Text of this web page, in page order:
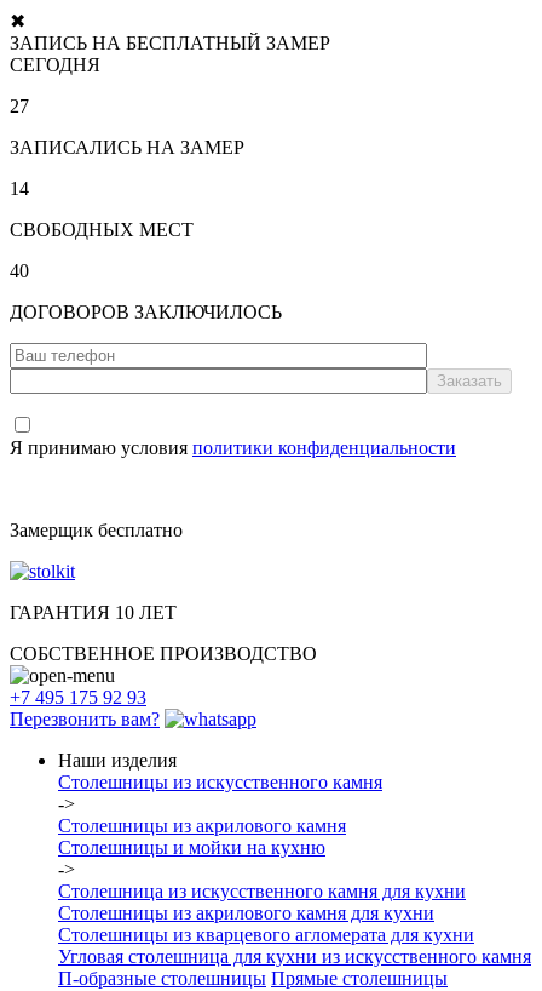
✖
ЗАПИСЬ НА БЕСПЛАТНЫЙ ЗАМЕР
СЕГОДНЯ
27
ЗАПИСАЛИСЬ НА ЗАМЕР
14
СВОБОДНЫХ МЕСТ
40
ДОГОВОРОВ ЗАКЛЮЧИЛОСЬ
Я принимаю условия политики конфиденциальности
Замерщик бесплатно
ГАРАНТИЯ 10 ЛЕТ
СОБСТВЕННОЕ ПРОИЗВОДСТВО
+7 495 175 92 93
Перезвонить вам?
Наши изделия
Столешницы из искусcтвенного камня
->
Столешницы из акрилового камня
Столешницы и мойки на кухню
->
Столешница из искусственного камня для кухни
Столешницы из акрилового камня для кухни
Столешницы из кварцевого агломерата для кухни
Угловая столешница для кухни из искусственного камня
П-образные столешницы Прямые столешницы